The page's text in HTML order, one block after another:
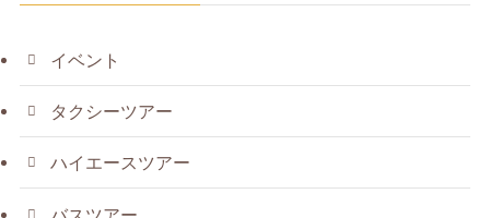
イベント
タクシーツアー
ハイエースツアー